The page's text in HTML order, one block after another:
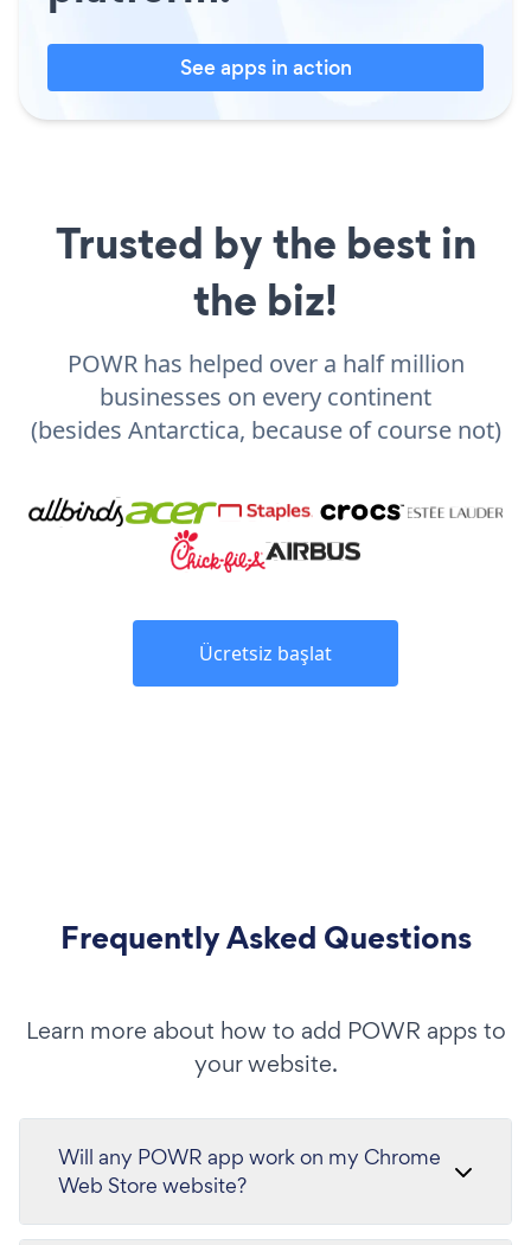
See apps in action
Trusted by the best in
the biz!
POWR has helped over a half million
businesses on every continent
(besides Antarctica, because of course not)
Ücretsiz başlat
Frequently Asked Questions
Learn more about how to add POWR apps to
your website.
Will any POWR app work on my Chrome
Web Store website?